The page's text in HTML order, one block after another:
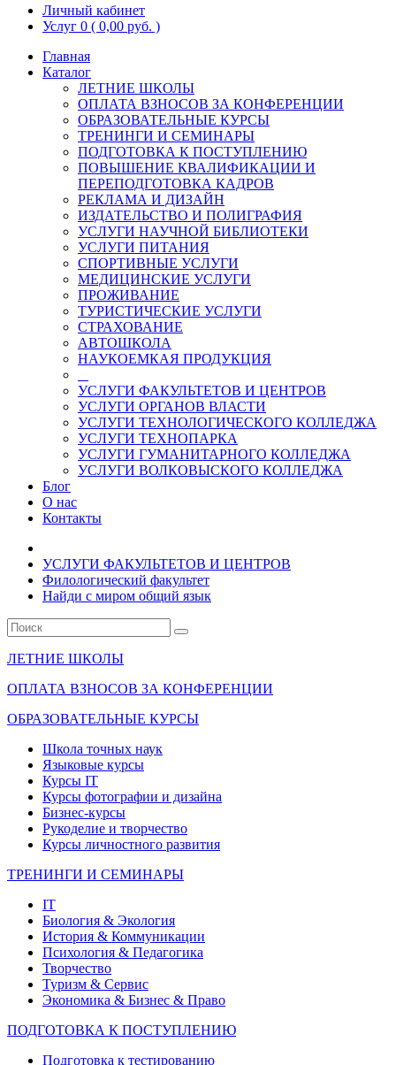
Личный кабинет
Услуг 0 ( 0,00 руб. )
Главная
Каталог
ЛЕТНИЕ ШКОЛЫ
ОПЛАТА ВЗНОСОВ ЗА КОНФЕРЕНЦИИ
ОБРАЗОВАТЕЛЬНЫЕ КУРСЫ
ТРЕНИНГИ И СЕМИНАРЫ
ПОДГОТОВКА К ПОСТУПЛЕНИЮ
ПОВЫШЕНИЕ КВАЛИФИКАЦИИ И
ПЕРЕПОДГОТОВКА КАДРОВ
РЕКЛАМА И ДИЗАЙН
ИЗДАТЕЛЬСТВО И ПОЛИГРАФИЯ
УСЛУГИ НАУЧНОЙ БИБЛИОТЕКИ
УСЛУГИ ПИТАНИЯ
СПОРТИВНЫЕ УСЛУГИ
МЕДИЦИНСКИЕ УСЛУГИ
ПРОЖИВАНИЕ
ТУРИСТИЧЕСКИЕ УСЛУГИ
СТРАХОВАНИЕ
АВТОШКОЛА
НАУКОЕМКАЯ ПРОДУКЦИЯ
УСЛУГИ ФАКУЛЬТЕТОВ И ЦЕНТРОВ
УСЛУГИ ОРГАНОВ ВЛАСТИ
УСЛУГИ ТЕХНОЛОГИЧЕСКОГО КОЛЛЕДЖА
УСЛУГИ ТЕХНОПАРКА
УСЛУГИ ГУМАНИТАРНОГО КОЛЛЕДЖА
УСЛУГИ ВОЛКОВЫСКОГО КОЛЛЕДЖА
Блог
О нас
Контакты
УСЛУГИ ФАКУЛЬТЕТОВ И ЦЕНТРОВ
Филологический факультет
Найди с миром общий язык
ЛЕТНИЕ ШКОЛЫ
ОПЛАТА ВЗНОСОВ ЗА КОНФЕРЕНЦИИ
ОБРАЗОВАТЕЛЬНЫЕ КУРСЫ
Школа точных наук
Языковые курсы
Курсы IT
Курсы фотографии и дизайна
Бизнес-курсы
Рукоделие и творчество
Курсы личностного развития
ТРЕНИНГИ И СЕМИНАРЫ
IT
Биология & Экология
История & Коммуникации
Психология & Педагогика
Творчество
Туризм & Сервис
Экономика & Бизнес & Право
ПОДГОТОВКА К ПОСТУПЛЕНИЮ
Подготовка к тестированию